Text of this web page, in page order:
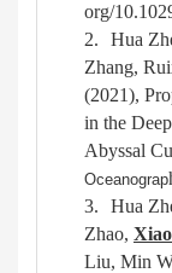
org/
2.
Hua
Zhang,
(2021),
in the
Abyssal
Oceanograp
3.
Hua
Zhao,
Liu, Min